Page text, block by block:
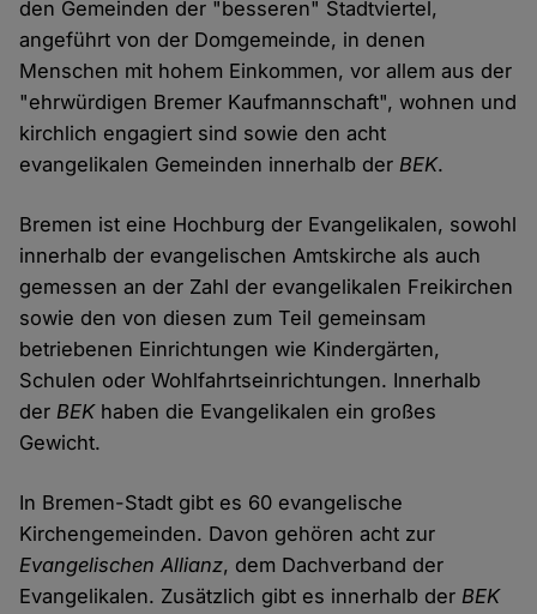
den Gemeinden der "besseren" Stadtviertel,
angeführt von der Domgemeinde, in denen
Menschen mit hohem Einkommen, vor allem aus der
"ehrwürdigen Bremer Kaufmannschaft", wohnen und
kirchlich engagiert sind sowie den acht
evangelikalen Gemeinden innerhalb derBEK.
Bremen ist eine Hochburg der Evangelikalen, sowohl
innerhalb der evangelischen Amtskirche als auch
gemessen an der Zahl der evangelikalen Freikirchen
sowie den von diesen zum Teil gemeinsam
betriebenen Einrichtungen wie Kindergärten,
Schulen oder Wohlfahrtseinrichtungen. Innerhalb
derBEKhaben die Evangelikalen ein großes
Gewicht.
In Bremen-Stadt gibt es 60 evangelische
Kirchengemeinden. Davon gehören acht zur
Evangelischen Allianz, dem Dachverband der
Evangelikalen. Zusätzlich gibt es innerhalb derBEK